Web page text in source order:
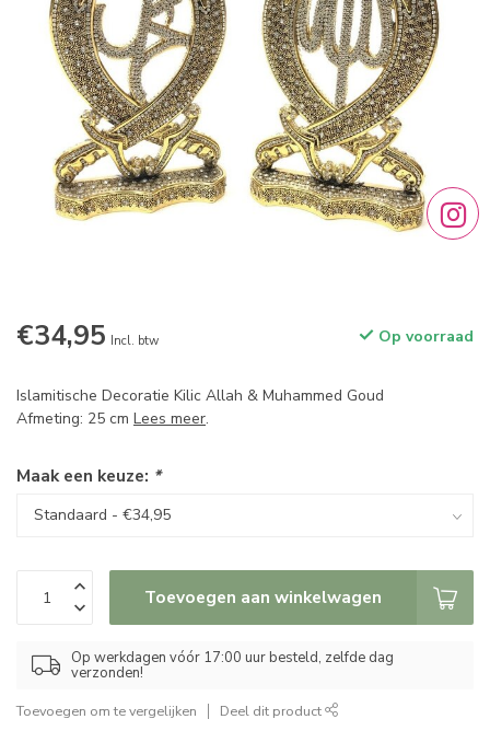
€34,95 Incl. btw Op voorraad
Islamitische Decoratie Kilic Allah & Muhammed Goud
Afmeting: 25 cm Lees meer.
Maak een keuze: *
Toevoegen aan winkelwagen
Op werkdagen vóór 17:00 uur besteld, zelfde dag
verzonden!
Toevoegen om te vergelijken Deel dit product